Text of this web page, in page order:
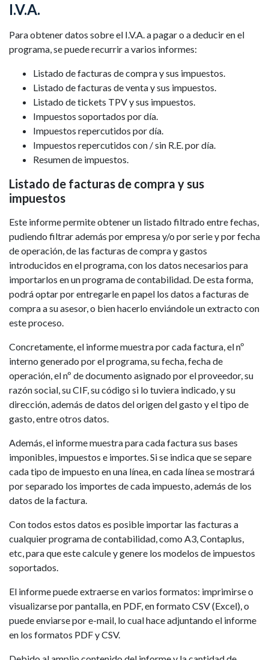
I.V.A.
Para obtener datos sobre el I.V.A. a pagar o a deducir en el
programa, se puede recurrir a varios informes:
Listado de facturas de compra y sus impuestos.
Listado de facturas de venta y sus impuestos.
Listado de tickets TPV y sus impuestos.
Impuestos soportados por día.
Impuestos repercutidos por día.
Impuestos repercutidos con / sin R.E. por día.
Resumen de impuestos.
Listado de facturas de compra y sus
impuestos
Este informe permite obtener un listado filtrado entre fechas,
pudiendo filtrar además por empresa y/o por serie y por fecha
de operación, de las facturas de compra y gastos
introducidos en el programa, con los datos necesarios para
importarlos en un programa de contabilidad. De esta forma,
podrá optar por entregarle en papel los datos a facturas de
compra a su asesor, o bien hacerlo enviándole un extracto con
este proceso.
Concretamente, el informe muestra por cada factura, el nº
interno generado por el programa, su fecha, fecha de
operación, el nº de documento asignado por el proveedor, su
razón social, su CIF, su código si lo tuviera indicado, y su
dirección, además de datos del origen del gasto y el tipo de
gasto, entre otros datos.
Además, el informe muestra para cada factura sus bases
imponibles, impuestos e importes. Si se indica que se separe
cada tipo de impuesto en una línea, en cada línea se mostrará
por separado los importes de cada impuesto, además de los
datos de la factura.
Con todos estos datos es posible importar las facturas a
cualquier programa de contabilidad, como A3, Contaplus,
etc, para que este calcule y genere los modelos de impuestos
soportados.
El informe puede extraerse en varios formatos: imprimirse o
visualizarse por pantalla, en PDF, en formato CSV (Excel), o
puede enviarse por e-mail, lo cual hace adjuntando el informe
en los formatos PDF y CSV.